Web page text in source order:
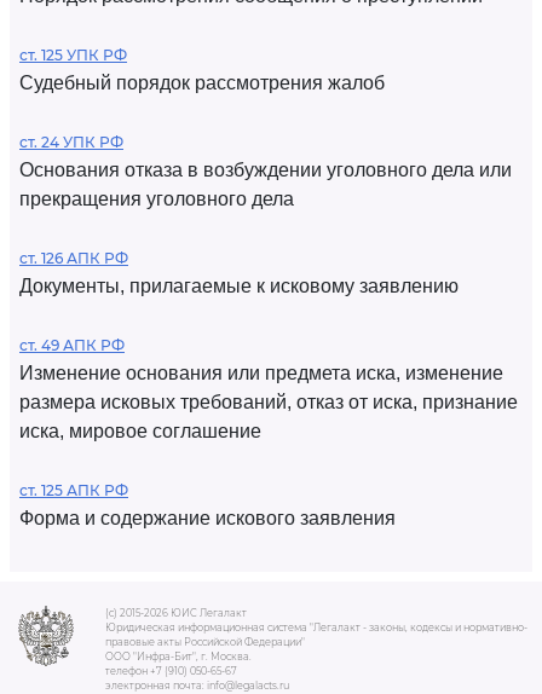
ст. 125 УПК РФ
Судебный порядок рассмотрения жалоб
ст. 24 УПК РФ
Основания отказа в возбуждении уголовного дела или
прекращения уголовного дела
ст. 126 АПК РФ
Документы, прилагаемые к исковому заявлению
ст. 49 АПК РФ
Изменение основания или предмета иска, изменение
размера исковых требований, отказ от иска, признание
иска, мировое соглашение
ст. 125 АПК РФ
Форма и содержание искового заявления
(c) 2015-2026 ЮИС Легалакт
Юридическая информационная система "Легалакт - законы, кодексы и нормативно-
правовые акты Российской Федерации"
ООО "Инфра-Бит", г. Москва.
телефон +7 (910) 050-65-67
электронная почта: info@legalacts.ru